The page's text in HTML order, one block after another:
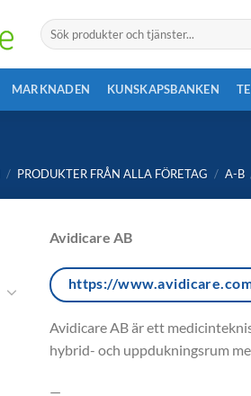
Search
for:
MARKNADEN KUNSKAPSBANKEN
/ PRODUKTER FRÅN ALLA FÖRETAG / A-B
Avidicare AB
https://
Avidicare AB är ett
hybrid- och uppdukningsrum
—